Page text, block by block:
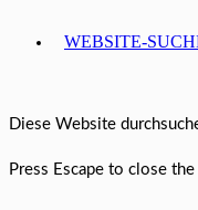
WEBSITE-
Diese Website
Press Escape to close the